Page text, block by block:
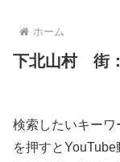
ホーム
下北山村 街
検索したいキー
を押すとYouTube